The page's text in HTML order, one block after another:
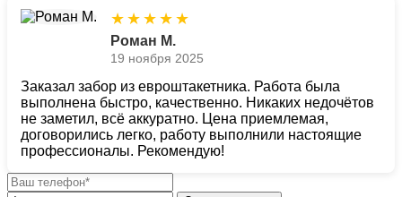
★ ★ ★ ★ ★
Роман М.
19 ноября 2025
Заказал забор из евроштакетника. Работа была
выполнена быстро, качественно. Никаких недочётов
не заметил, всё аккуратно. Цена приемлемая,
договорились легко, работу выполнили настоящие
профессионалы. Рекомендую!